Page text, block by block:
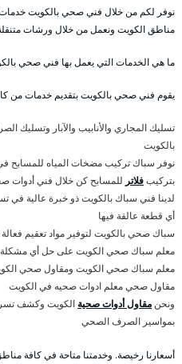
نوفر لكم من خلال فني صحي بالكويت خدمات
مناطق الكويت ونعمل من خلال ورشات
ما هي الخدمات التي يعمل بها فني صحي
يقوم فني صحي بالكويت بتقديم خدمات من
تسليك المجاري والأنابيب والآبار
بالكويت
نوفر سباك تركيب مضخات المياه للمسابح في
بتركيبفلاتر للمسابح كن خلال فني أدوات
لدينا فني سباك بالكويت ذو خبرة عالية في
أي قطعة عالقة فيها
سباك صحي بالكويت لتوفير مواد تعقيم
معلم سباك صحي الكويت على حل أي
معلم سباك صحي الكويت ومقاول صحي
مقاول صحي معلم ادوات صحيه في الكويت
ونحن مقاول أدوات صحية الكويت وكشف
بمواسير الصرف الصحي
أسعارنا رخيصة. وخدمتنا متاحة في كافة